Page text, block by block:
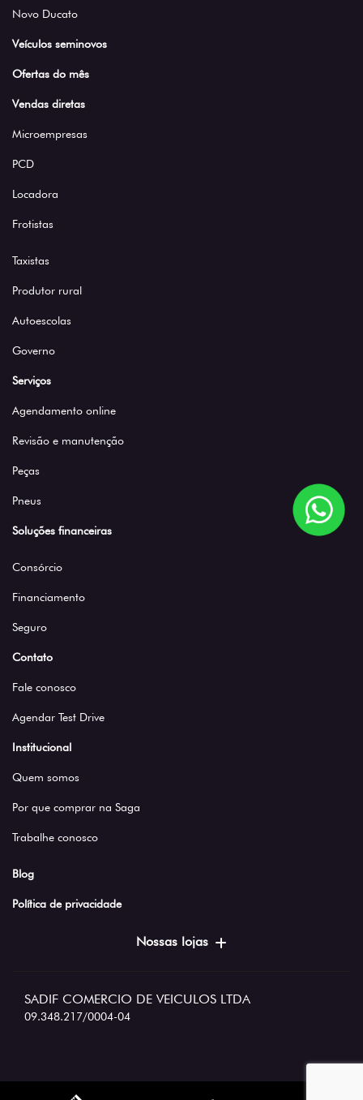
Novo Ducato
Veículos seminovos
Ofertas do mês
Vendas diretas
Microempresas
PCD
Locadora
Frotistas
Taxistas
Produtor rural
Autoescolas
Governo
Serviços
Agendamento online
Revisão e manutenção
Peças
Pneus
Soluções financeiras
Consórcio
Financiamento
Seguro
Contato
Fale conosco
Agendar Test Drive
Institucional
Quem somos
Por que comprar na Saga
Trabalhe conosco
Blog
Política de privacidade
Nossas lojas
SADIF COMERCIO DE VEICULOS LTDA
09.348.217/0004-04